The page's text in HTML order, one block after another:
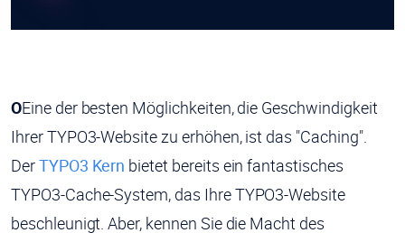
OEine der besten Möglichkeiten, die Geschwindigkeit
Ihrer TYPO3-Website zu erhöhen, ist das "Caching".
DerTYPO3 Kern bietet bereits ein fantastisches
TYPO3-Cache-System, das Ihre TYPO3-Website
beschleunigt. Aber, kennen Sie die Macht des